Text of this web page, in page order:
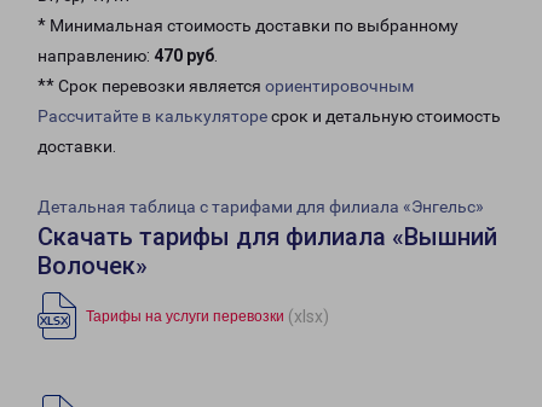
* Минимальная стоимость доставки по выбранному
направлению: 470 руб.
** Срок перевозки является ориентировочным
Рассчитайте в калькуляторесрок и детальную стоимость
доставки.
Детальная таблица с тарифами для филиала «Энгельс»
Скачать тарифы для филиала «Вышний
Волочек»
Тарифы на услуги перевозки (xlsx)